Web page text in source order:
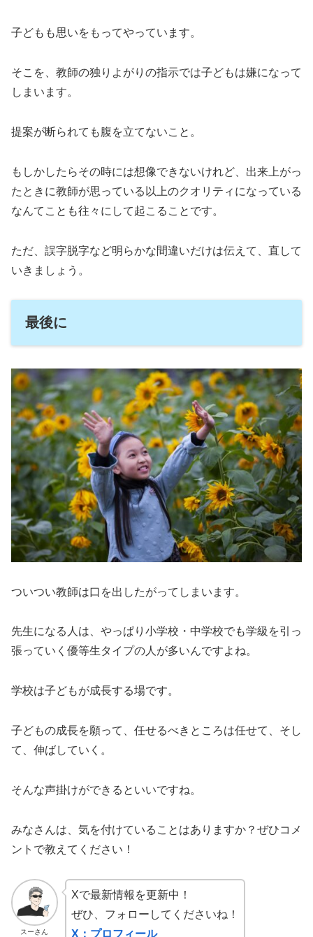
子どもも思いをもってやっています。
そこを、教師の独りよがりの指示では子どもは嫌になって
しまいます。
提案が断られても腹を立てないこと。
もしかしたらその時には想像できないけれど、出来上がっ
たときに教師が思っている以上のクオリティになっている
なんてことも往々にして起こることです。
ただ、誤字脱字など明らかな間違いだけは伝えて、直して
いきましょう。
最後に
ついつい教師は口を出したがってしまいます。
先生になる人は、やっぱり小学校・中学校でも学級を引っ
張っていく優等生タイプの人が多いんですよね。
学校は子どもが成長する場です。
子どもの成長を願って、任せるべきところは任せて、そし
て、伸ばしていく。
そんな声掛けができるといいですね。
みなさんは、気を付けていることはありますか？ぜひコメ
ントで教えてください！
スーさん
Xで最新情報を更新中！
ぜひ、フォローしてくださいね！
X：プロフィール